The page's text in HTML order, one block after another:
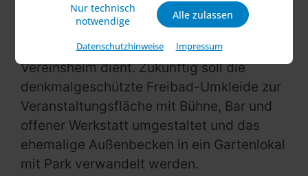
Nur technisch
notwendige
Alle zulassen
Datenschutzhinweise Impressum
Erste Ergebnisse sind beispielsweise der
frühere Eingangsbereich, der inzwischen
als Bauhütte, Café, Werkstatt und
Vereinsheim dient. Zukünftig soll die
denkmalgeschützte Freibad-Umkleide zur
Veranstaltungsfläche mit Bühne, Bar und
offener Werkstatt umgestaltet und das
ehemalige Außenbecken in ein Gartenlokal
mit Park verwandelt werden.